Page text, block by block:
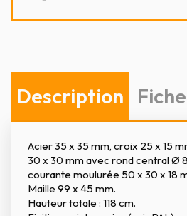
Description
Acier 35 x 35 mm, croix 25 x 15
30 x 30 mm avec rond central Ø
courante moulurée 50 x 30 x 18
Maille 99 x 45 mm.
Hauteur totale : 118 cm.